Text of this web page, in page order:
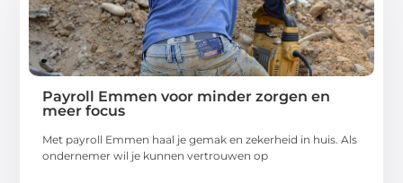
Payroll Emmen voor minder zorgen en
meer focus
Met payroll Emmen haal je gemak en zekerheid in huis. Als
ondernemer wil je kunnen vertrouwen op